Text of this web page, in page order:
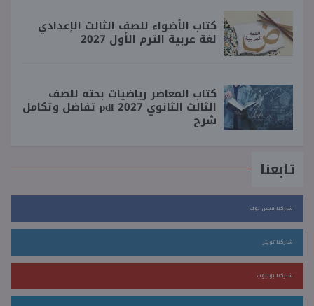
كتاب الأضواء للصف الثالث الإعدادي
لغة عربية الترم الأول 2027
كتاب المعاصر رياضيات بحته للصف
الثالث الثانوي 2027 pdf تفاضل وتكامل
شرح
تابعنا
شاركنا فيس بوك
شاركنا تويتر
شاركنا يوتيوب